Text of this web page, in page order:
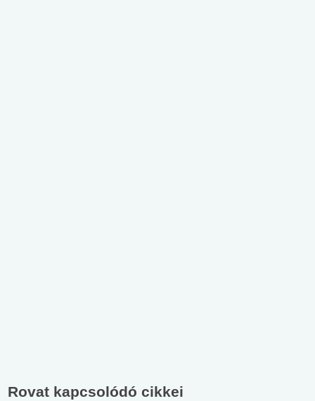
Rovat kapcsolódó cikkei